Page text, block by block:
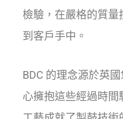
檢驗，在嚴格的質量
到客戶手中。
BDC 的理念源於英
心擁抱這些經過時